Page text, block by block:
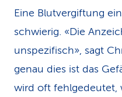
Eine Blutvergiftung
schwierig. «Die
unspezifisch», sagt
genau dies ist das
wird oft fehlgedeutet,